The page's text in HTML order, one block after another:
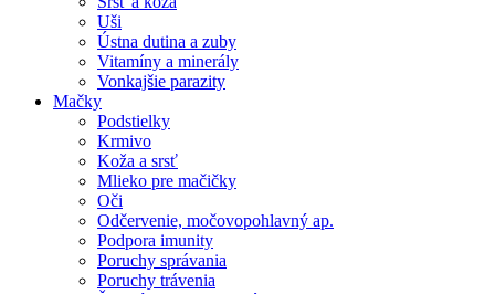
Uši
Ústna dutina a zuby
Vitamíny a minerály
Vonkajšie parazity
Mačky
Podstielky
Krmivo
Koža a srsť
Mlieko pre mačičky
Oči
Odčervenie, močovopohlavný ap.
Podpora imunity
Poruchy správania
Poruchy trávenia